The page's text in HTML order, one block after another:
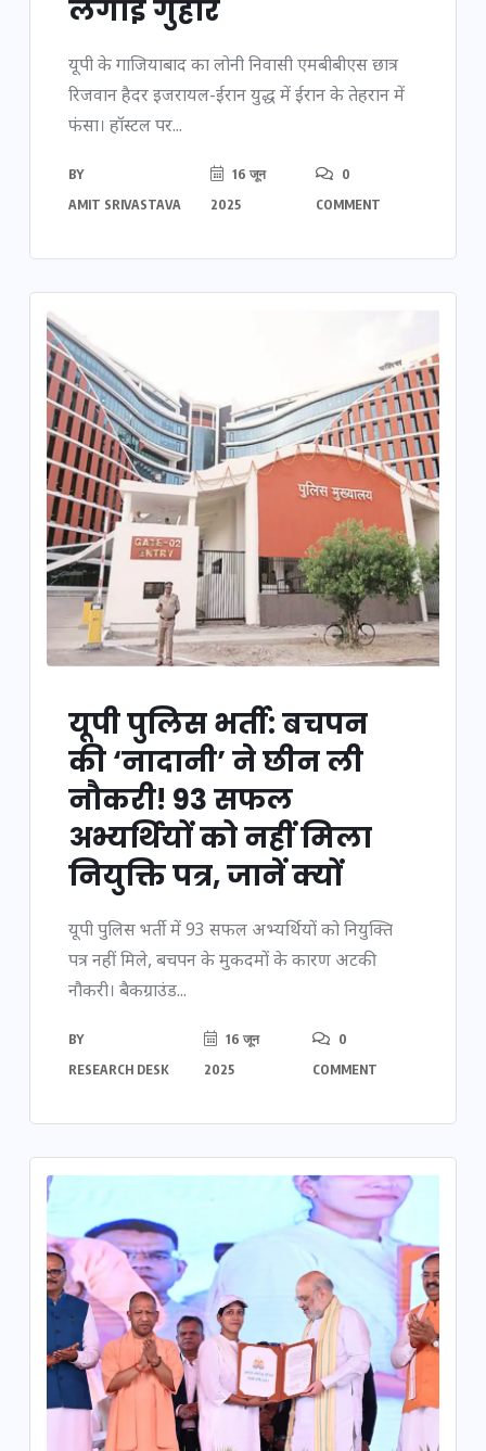
लगाई गुहार
यूपी के गाजियाबाद का लोनी निवासी एमबीबीएस छात्र
रिजवान हैदर इजरायल-ईरान युद्ध में ईरान के तेहरान में
फंसा। हॉस्टल पर...
BY
AMIT SRIVASTAVA
16 जून
2025
0
COMMENT
यूपी पुलिस भर्ती: बचपन
की ‘नादानी’ ने छीन ली
नौकरी! 93 सफल
अभ्यर्थियों को नहीं मिला
नियुक्ति पत्र, जानें क्यों
यूपी पुलिस भर्ती में 93 सफल अभ्यर्थियों को नियुक्ति
पत्र नहीं मिले, बचपन के मुकदमों के कारण अटकी
नौकरी। बैकग्राउंड...
BY
RESEARCH DESK
16 जून
2025
0
COMMENT